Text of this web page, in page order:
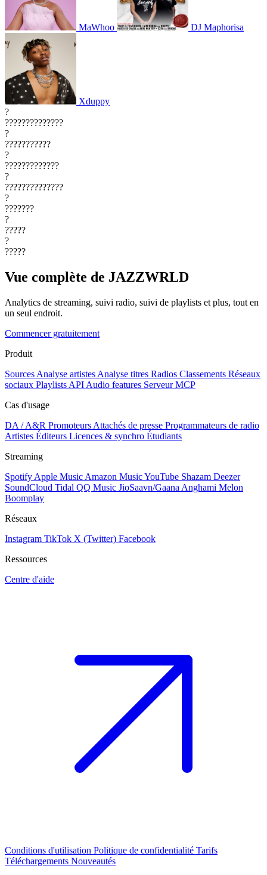
MaWhoo DJ Maphorisa
Xduppy
?
??????????????
?
???????????
?
?????????????
?
??????????????
?
???????
?
?????
?
?????
Vue complète de JAZZWRLD
Analytics de streaming, suivi radio, suivi de playlists et plus, tout en
un seul endroit.
Commencer gratuitement
Produit
Sources Analyse artistes Analyse titres Radios Classements Réseaux
sociaux Playlists API Audio features Serveur MCP
Cas d'usage
DA / A&R Promoteurs Attachés de presse Programmateurs de radio
Artistes Éditeurs Licences & synchro Étudiants
Streaming
Spotify Apple Music Amazon MusicYouTube Shazam Deezer
SoundCloud Tidal QQ Music JioSaavn/Gaana Anghami Melon
Boomplay
Réseaux
Instagram TikTok X (Twitter) Facebook
Ressources
Centre d'aide
Conditions d'utilisation Politique de confidentialité Tarifs
Téléchargements Nouveautés